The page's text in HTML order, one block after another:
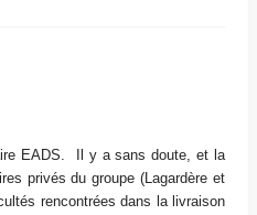
EADS. Il y a sans doute, et la
privés du groupe (Lagardère et
rencontrées dans la livraison